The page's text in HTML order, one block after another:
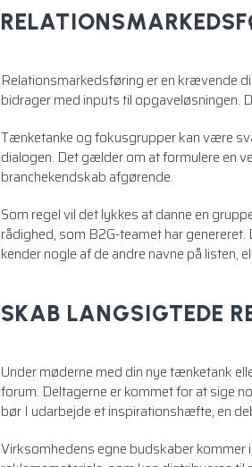
Relationsmarkedsføring er en krævende
bidrager med inputs til opgaveløsningen.
Tænketanke og fokusgrupper kan være
dialogen. Det gælder om at formulere en
branchekendskab afgørende.
Som regel vil det lykkes at danne en
rådighed, som B2G-teamet har
kender nogle af de andre navne på listen,
SKAB LANGSIGTEDE
Under møderne med din nye tænketank
forum. Deltagerne er kommet for at sige
bør I udarbejde et inspirationshæfte, en
Virksomhedens egne budskaber